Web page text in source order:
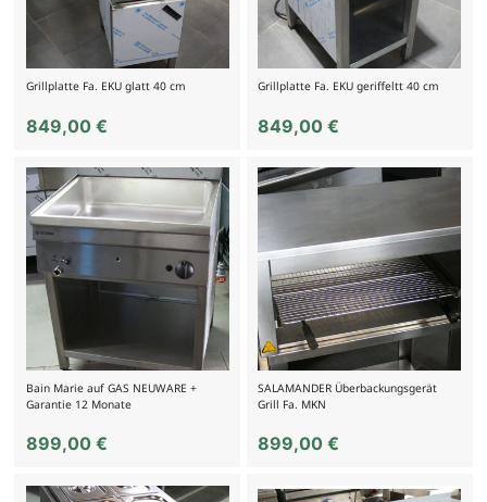
Grillplatte Fa. EKU glatt 40 cm
849,00 €
Grillplatte Fa. EKU geriffeltt 40 cm
849,00€
Bain Marie auf GAS NEUWARE +
Garantie 12 Monate
899,00 €
SALAMANDER Überbackungsgerät
Grill Fa. MKN
899,00€